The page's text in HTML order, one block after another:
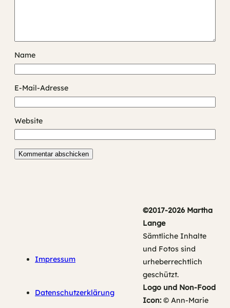
Name
E-Mail-Adresse
Website
Impressum
Datenschutzerklärung
©2017-2026 Martha
Lange
Sämtliche Inhalte
und Fotos sind
urheberrechtlich
geschützt.
Logo und Non-Food
Icon:© Ann-Marie